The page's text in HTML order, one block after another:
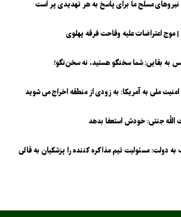
مسلح ما برای پاسخ به هر تهدیدی پر است
| موج اعتراضات علیه وقاحت فرقه پهلوی
به بقایی: شما سخنگو هستید، نه سخن‌نگو!
ملی به آمریکا: به زودی از منطقه اخراج می شوید
جنتی: خودش استعفا بدهد
به دولت: مسئولیت تیم مذاکره کننده را پزشکیان به قالی